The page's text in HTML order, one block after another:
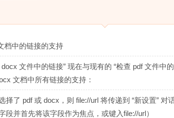
档中的链接的支持
文件中的链接” 现在与现有的 “检查 pdf 文件中
文档中所有链接的支持：
择了 pdf 或 docx，则 file://url 将传递到 “新设置” 对
段并首先将该字段作为焦点，或键入file://url）